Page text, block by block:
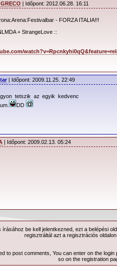
| Időpont: 2012.06.28. 16:11
- FORZA ITALIA!!!
+ StrangeLove ::
| Időpont: 2009.11.25. 22:49
tetszik az egyik kedvenc
DD
| Időpont: 2009.02.13. 05:24
írásához be kell jelentkezned, ezt a belépési
regisztráltál azt a regisztrációs
to post comments, You can enter on the login
so on the registration